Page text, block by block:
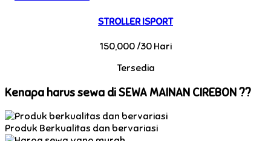
STROLLER ISPORT
150,000 /30 Hari
Tersedia
Kenapa harus sewa di SEWA MAINAN CIREBON ??
Produk Berkualitas dan bervariasi